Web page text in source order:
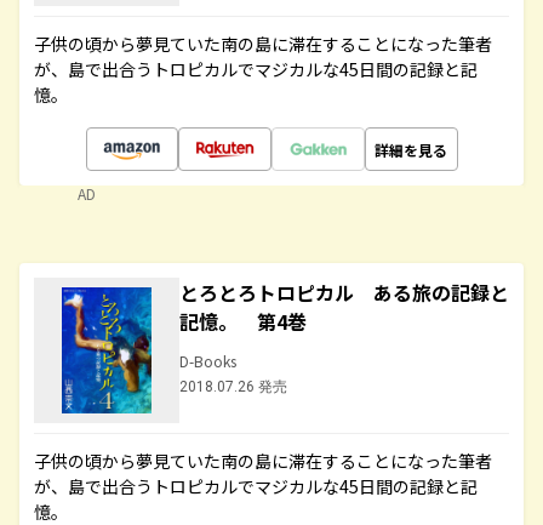
子供の頃から夢見ていた南の島に滞在することになった筆者
が、島で出合うトロピカルでマジカルな45日間の記録と記
憶。
詳細を見る
AD
とろとろトロピカル ある旅の記録と
記憶。 第4巻
D-Books
2018.07.26 発売
子供の頃から夢見ていた南の島に滞在することになった筆者
が、島で出合うトロピカルでマジカルな45日間の記録と記
憶。